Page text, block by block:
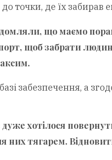
точки, де їх забирав
що маємо
щоб забрати
забезпечення, а
хотілося
них тягарем.